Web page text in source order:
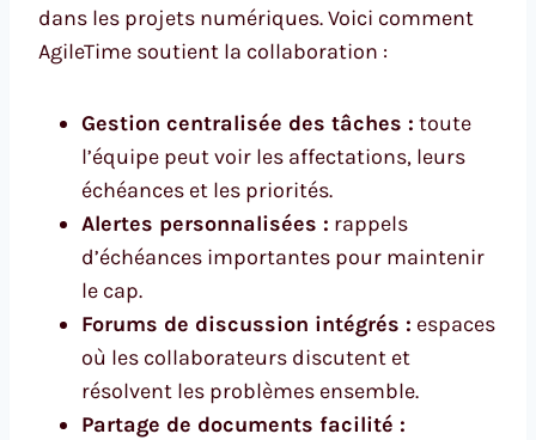
dans les projets numériques. Voici comment
AgileTime soutient la collaboration :
Gestion centralisée des tâches : toute
l’équipe peut voir les affectations, leurs
échéances et les priorités.
Alertes personnalisées : rappels
d’échéances importantes pour maintenir
le cap.
Forums de discussion intégrés : espaces
où les collaborateurs discutent et
résolvent les problèmes ensemble.
Partage de documents facilité :